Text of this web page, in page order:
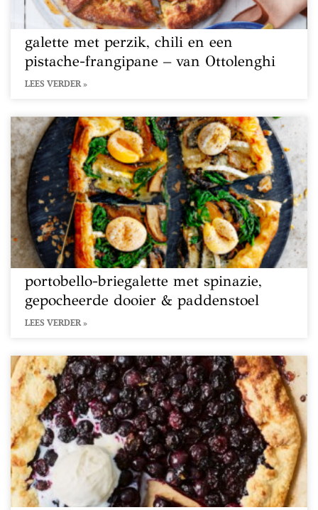
galette met perzik, chili en een
pistache-frangipane – van Ottolenghi
LEES VERDER »
portobello-briegalette met spinazie,
gepocheerde dooier & paddenstoel
LEES VERDER »